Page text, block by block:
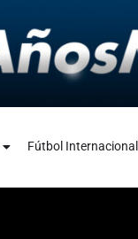
Fútbol Internacional